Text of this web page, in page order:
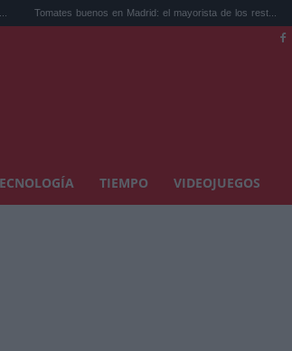
buenos en Madrid: el mayorista de los rest...
TIEMPO VIDEOJUEGOS